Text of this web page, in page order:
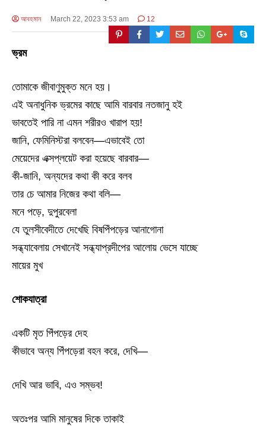
আবহমান March 22, 2023 3:53 am 12
ভ্রম
তোমাকে জীবাণুমুক্ত মনে হয়।
এই অনাধুনিক ভ্রমের কাছে আমি বারবার নতজানু হই
ভাবতেই পারি না এমন শরীরও খারাপ হয়!
জানি, ফেমিনিস্টরা বলবেন—এভাবেই তো
মেয়েদের এক্সপ্লয়েট করা হয়েছে বারবার—
কী-জানি, অন্যদের কথা কী করে বলব
তার চে আমার নিজের কথা বলি—
মনে পড়ে, দুপুরবেলা
যে তুলসীবেদীতে দেখেছি বিষপিঁপড়ের আনাগোনা
সন্ধ্যাবেলায় সেখানেই সন্ধ্যাপ্রদীপের আলোয় ভেসে যাচ্ছে
মায়ের মুখ
শোকযাত্রা
একটি মৃত পিঁপড়ের দেহ
কীভাবে অন্য পিঁপড়েরা বহন করে, দেখি—
দেখি আর ভাবি, এও সম্ভব!
অতঃপর আমি মানুষের দিকে তাকাই